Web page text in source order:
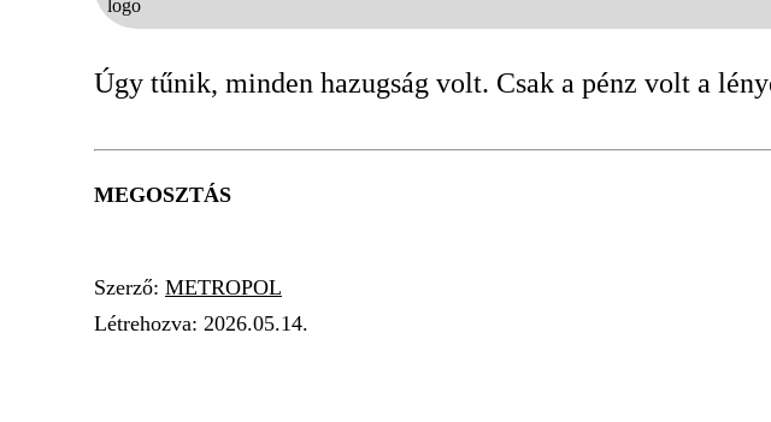
Úgy tűnik, minden hazugság volt. Csak a pénz volt a
MEGOSZTÁS
Szerző: METROPOL
Létrehozva: 2026.05.14.